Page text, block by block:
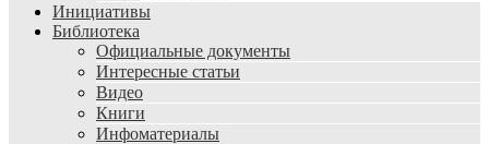
Инициативы
Библиотека
Официальные документы
Интересные статьи
Видео
Книги
Инфоматериалы